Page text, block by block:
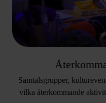
Samtalsgrupper,
vilka återkommande